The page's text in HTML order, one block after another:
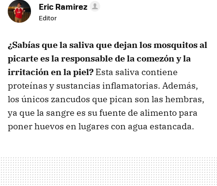
Eric Ramirez
Editor
¿Sabías que la saliva que dejan los mosquitos al
picarte es la responsable de la comezón y la
irritación en la piel? Esta saliva contiene
proteínas y sustancias inflamatorias. Además,
los únicos zancudos que pican son las hembras,
ya que la sangre es su fuente de alimento para
poner huevos en lugares con agua estancada.